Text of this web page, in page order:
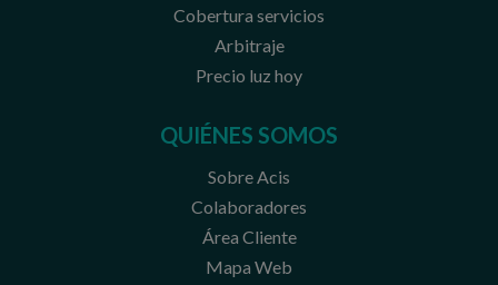
Cobertura servicios
Arbitraje
Precio luz hoy
QUIÉNES SOMOS
Sobre Acis
Colaboradores
Área Cliente
Mapa Web